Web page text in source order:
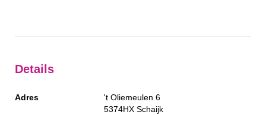
Details
Adres
't Oliemeulen 6
5374HX Schaijk